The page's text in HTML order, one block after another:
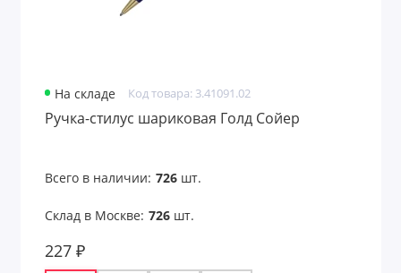
На складе Код товара: 3.41091.02
Ручка-стилус шариковая Голд Сойер
Всего в наличии: 726шт.
Склад в Москве: 726шт.
227 ₽